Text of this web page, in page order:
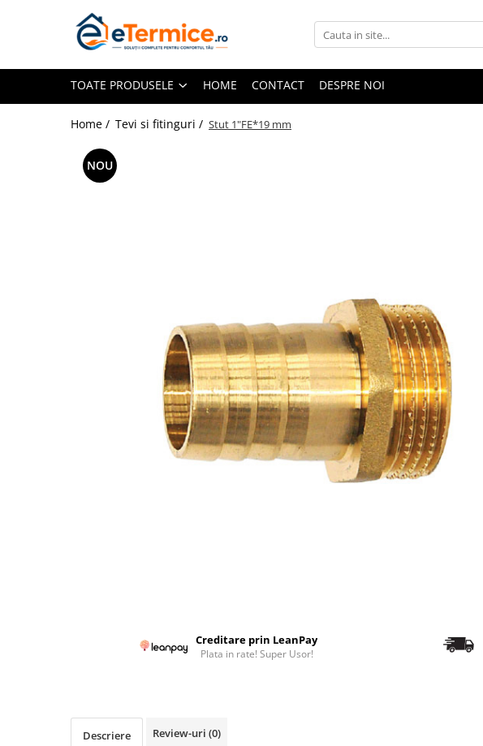
Toate Produsele
Climatizare
Ventiloconvector
Aparate aer conditionat multi-split
Aparate aer conditionat
Colectoare solare cu tub-vidat
Radiatoare de baie portprosop
TOATE PRODUSELE HOME CONTACT DESPRE NOI
Home / Tevi si fitinguri / Stut 1"FE*19 mm
NOU
Creditare prin LeanPay
Plata in rate! Super Usor!
Descriere Review-uri (0)